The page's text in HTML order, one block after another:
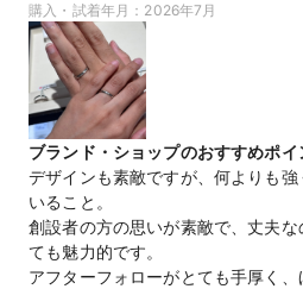
個はいっていてキラキラしているし
ンがとても好みの商品でした。彼の
うな彫りが施された指輪を選んでい
うなデザインで良かったです。
この店舗の良かったところ
特に販売員の方の丁寧な接客がとて
を運んで指輪を検討したのですが、
いただき感動しました。
また、店舗の立地もよく買い物がて
店舗では、プライベートでつけて
れいにメンテナンスしていただきま
購入・試着年月： 2026年7月
ブランド・ショップのおすすめポイ
デザインも素敵ですが、何よりも
いること。
創設者の方の思いが素敵で、丈夫
ても魅力的です。
アフターフォローがとても手厚く、